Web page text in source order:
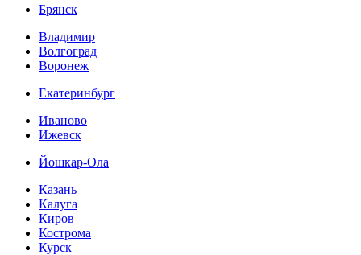
Брянск
Владимир
Волгоград
Воронеж
Екатеринбург
Иваново
Ижевск
Йошкар-Ола
Казань
Калуга
Киров
Кострома
Курск